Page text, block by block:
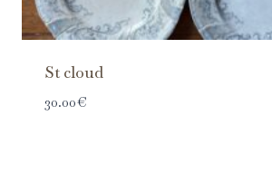
St cloud
30.00€